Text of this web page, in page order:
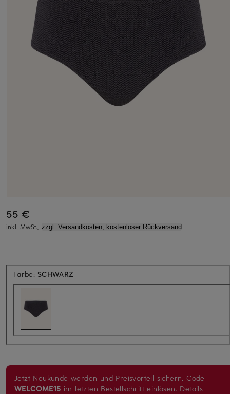
55 €
inkl. MwSt., zzgl. Versandkosten, kostenloser Rückversand
Farbe: SCHWARZ
Jetzt Neukunde werden und Preisvorteil sichern. Code
WELCOME15 im letzten Bestellschritt einlösen. Details